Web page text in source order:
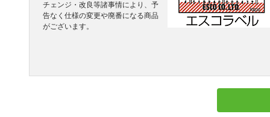
チェンジ・改良等諸事情により、予
告なく仕様の変更や廃番になる商品
がございます。